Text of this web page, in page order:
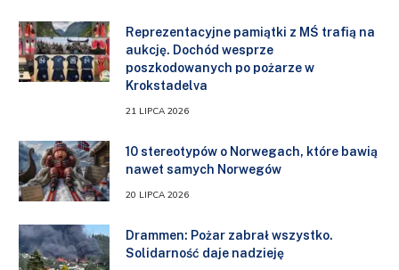
Reprezentacyjne pamiątki z MŚ trafią na
aukcję. Dochód wesprze
poszkodowanych po pożarze w
Krokstadelva
21 LIPCA 2026
10 stereotypów o Norwegach, które bawią
nawet samych Norwegów
20 LIPCA 2026
Drammen: Pożar zabrał wszystko.
Solidarność daje nadzieję